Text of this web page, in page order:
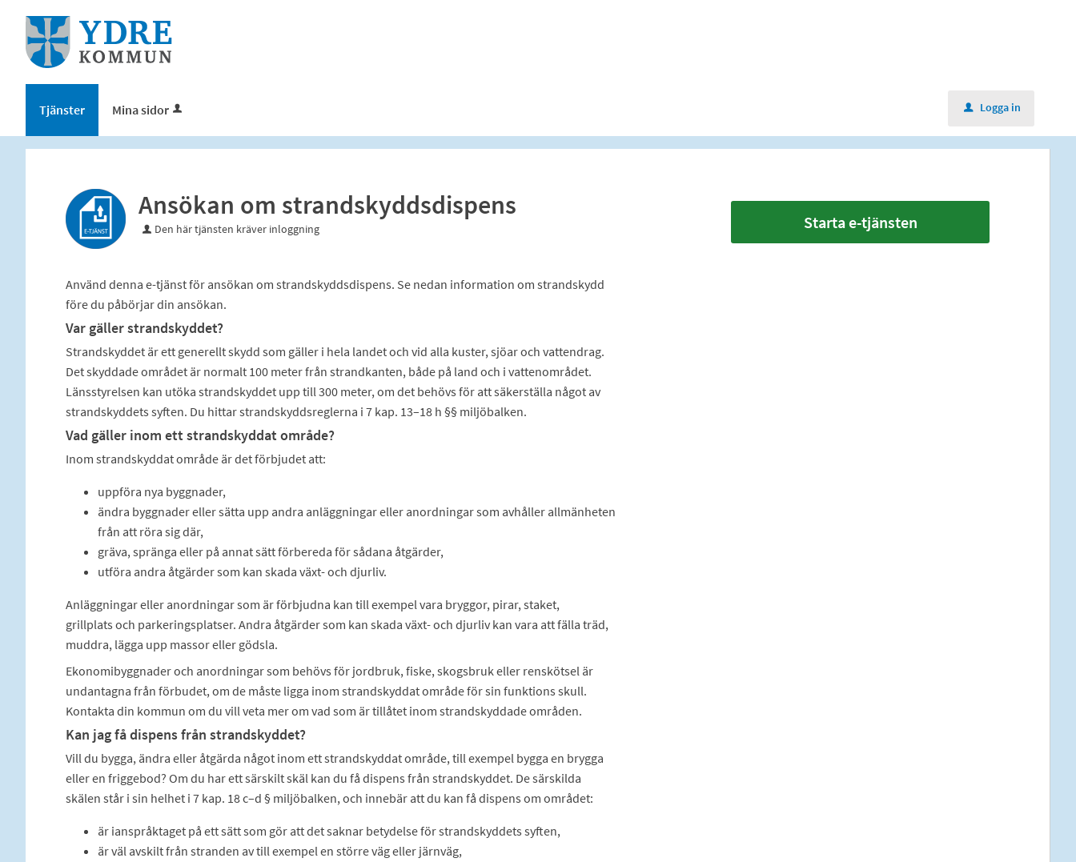
kommun
Tjänster Mina sidor u Logga in
Ansökan om strandskyddsdispens
Den här tjänsten kräver inloggning
Använd denna e-tjänst för ansökan om strandskyddsdispens. Se nedan information om strandskydd
före du påbörjar din ansökan.
Var gäller strandskyddet?
Strandskyddet är ett generellt skydd som gäller i hela landet och vid alla kuster, sjöar och vattendrag.
Det skyddade området är normalt 100 meter från strandkanten, både på land och i vattenområdet.
Länsstyrelsen kan utöka strandskyddet upp till 300 meter, om det behövs för att säkerställa något av
strandskyddets syften. Du hittar strandskyddsreglerna i 7 kap. 13–18 h §§ miljöbalken.
Vad gäller inom ett strandskyddat område?
Inom strandskyddat område är det förbjudet att:
uppföra nya byggnader,
ändra byggnader eller sätta upp andra anläggningar eller anordningar som avhåller allmänheten
från att röra sig där,
gräva, spränga eller på annat sätt förbereda för sådana åtgärder,
utföra andra åtgärder som kan skada växt- och djurliv.
Anläggningar eller anordningar som är förbjudna kan till exempel vara bryggor, pirar, staket,
grillplats och parkeringsplatser. Andra åtgärder som kan skada växt- och djurliv kan vara att fälla träd,
muddra, lägga upp massor eller gödsla.
Ekonomibyggnader och anordningar som behövs för jordbruk, fiske, skogsbruk eller renskötsel är
undantagna från förbudet, om de måste ligga inom strandskyddat område för sin funktions skull.
Kontakta din kommun om du vill veta mer om vad som är tillåtet inom strandskyddade områden.
Kan jag få dispens från strandskyddet?
Vill du bygga, ändra eller åtgärda något inom ett strandskyddat område, till exempel bygga en brygga
eller en friggebod? Om du har ett särskilt skäl kan du få dispens från strandskyddet. De särskilda
skälen står i sin helhet i 7 kap. 18 c–d § miljöbalken, och innebär att du kan få dispens om området:
är ianspråktaget på ett sätt som gör att det saknar betydelse för strandskyddets syften,
är väl avskilt från stranden av till exempel en större väg eller järnväg,
Starta e-tjänsten